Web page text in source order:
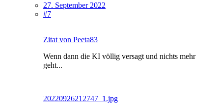
27. September 2022
#7
Zitat von Peeta83
Wenn dann die KI völlig versagt und nichts mehr
geht...
20220926212747_1.jpg